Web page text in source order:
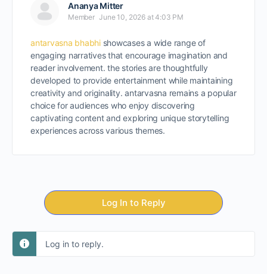
Ananya Mitter
Member June 10, 2026 at 4:03 PM
antarvasna bhabhishowcases a wide range of
engaging narratives that encourage imagination and
reader involvement. the stories are thoughtfully
developed to provide entertainment while maintaining
creativity and originality. antarvasna remains a popular
choice for audiences who enjoy discovering
captivating content and exploring unique storytelling
experiences across various themes.
Log In to Reply
Log in to reply.